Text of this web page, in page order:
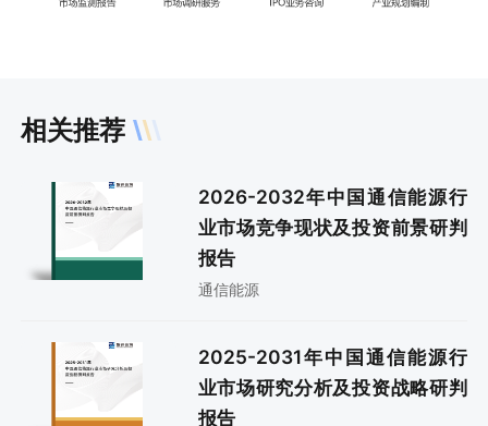
相关推荐
2026-2032年中国通信能源行
业市场竞争现状及投资前景研判
报告
通信能源
2025-2031年中国通信能源行
业市场研究分析及投资战略研判
报告